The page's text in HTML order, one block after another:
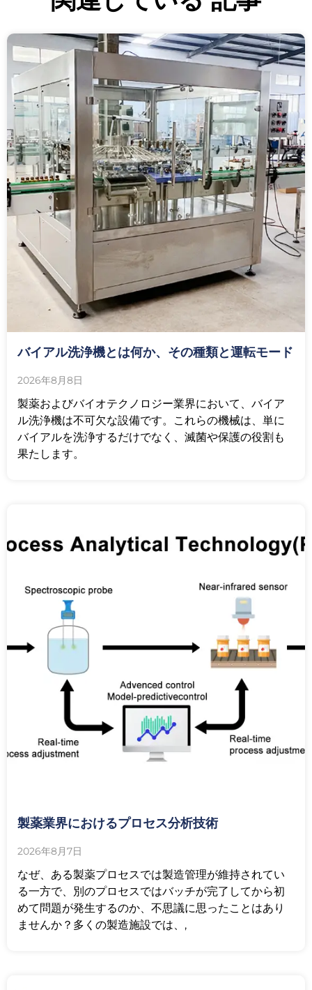
バイアル洗浄機とは何か、その種類と運転モード
2026年8月8日
製薬およびバイオテクノロジー業界において、バイア
ル洗浄機は不可欠な設備です。これらの機械は、単に
バイアルを洗浄するだけでなく、滅菌や保護の役割も
果たします。
製薬業界におけるプロセス分析技術
2026年8月7日
なぜ、ある製薬プロセスでは製造管理が維持されてい
る一方で、別のプロセスではバッチが完了してから初
めて問題が発生するのか、不思議に思ったことはあり
ませんか？多くの製造施設では、,